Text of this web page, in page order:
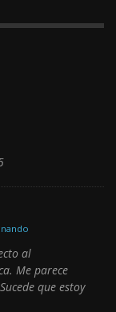
al
Me parece
que estoy